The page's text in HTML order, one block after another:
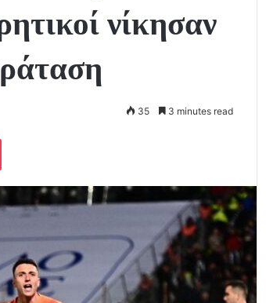
νίκησαν
35 3 minutes read
Pocket